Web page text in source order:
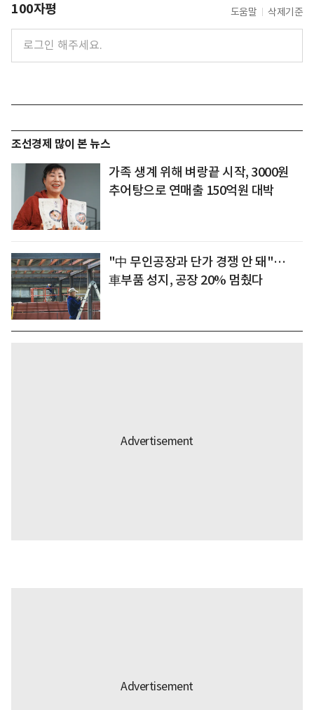
100자평 도움말 삭제기준
조선경제 많이 본 뉴스
가족 생계 위해 벼랑끝 시작, 3000원
추어탕으로 연매출 150억원 대박
"中 무인공장과 단가 경쟁 안 돼"…
車부품 성지, 공장 20% 멈췄다